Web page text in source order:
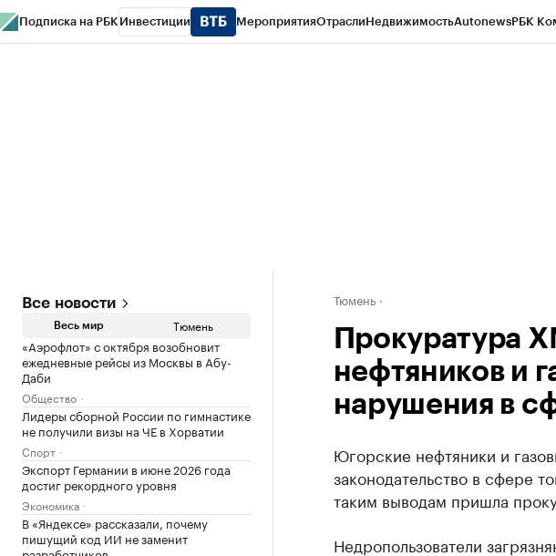
Подписка на РБК Инвестиции МероприятияОтраслиНедвижимостьAutonewsРБК
Все новости
Весь мир Тюмень
«Аэрофлот» с октября возобновит
ежедневные рейсы из Москвы в Абу-
Даби
Общество
Лидеры сборной России по гимнастике
не получили визы на ЧЕ в Хорватии
Спорт
Экспорт Германии в июне 2026 года
достиг рекордного уровня
Экономика
В «Яндексе» рассказали, почему
пишущий код ИИ не заменит
Тюмень
Прокуратура
нефтяников и
нарушения в
Югорские нефтяники и
законодательство в сфере
таким выводам пришла
Недропользователи